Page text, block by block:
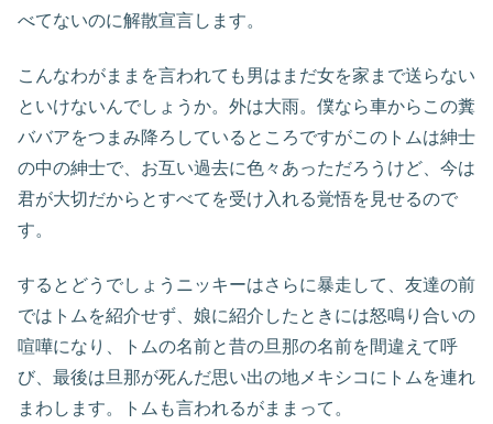
べてないのに解散宣言します。
こんなわがままを言われても男はまだ女を家まで送らない
といけないんでしょうか。外は大雨。僕なら車からこの糞
ババアをつまみ降ろしているところですがこのトムは紳士
の中の紳士で、お互い過去に色々あっただろうけど、今は
君が大切だからとすべてを受け入れる覚悟を見せるので
す。
するとどうでしょうニッキーはさらに暴走して、友達の前
ではトムを紹介せず、娘に紹介したときには怒鳴り合いの
喧嘩になり、トムの名前と昔の旦那の名前を間違えて呼
び、最後は旦那が死んだ思い出の地メキシコにトムを連れ
まわします。トムも言われるがままって。